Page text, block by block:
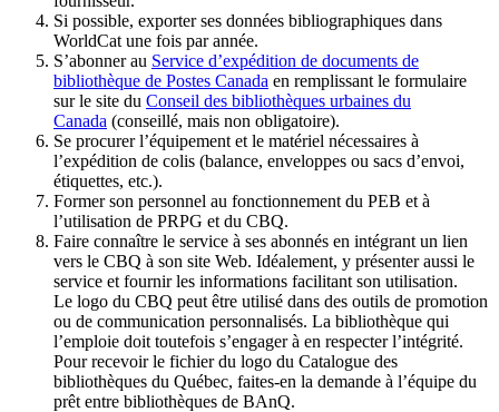
Si possible, exporter ses données bibliographiques dans
WorldCat une fois par année.
S’abonner au Service d’expédition de documents de
bibliothèque de Postes Canada en remplissant le formulaire
sur le site du Conseil des bibliothèques urbaines du
Canada (conseillé, mais non obligatoire).
Se procurer l’équipement et le matériel nécessaires à
l’expédition de colis (balance, enveloppes ou sacs d’envoi,
étiquettes, etc.).
Former son personnel au fonctionnement du PEB et à
l’utilisation de PRPG et du CBQ.
Faire connaître le service à ses abonnés en intégrant un lien
vers le CBQ à son site Web. Idéalement, y présenter aussi le
service et fournir les informations facilitant son utilisation.
Le logo du CBQ peut être utilisé dans des outils de promotion
ou de communication personnalisés. La bibliothèque qui
l’emploie doit toutefois s’engager à en respecter l’intégrité.
Pour recevoir le fichier du logo du Catalogue des
bibliothèques du Québec, faites-en la demande à l’équipe du
prêt entre bibliothèques de BAnQ.